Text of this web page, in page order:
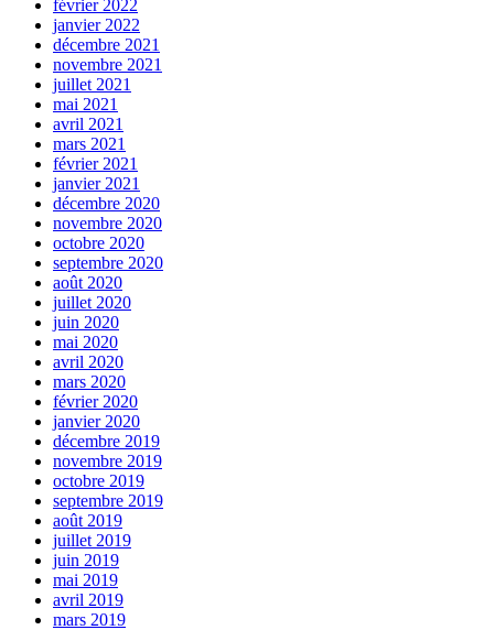
février 2022
janvier 2022
décembre 2021
novembre 2021
juillet 2021
mai 2021
avril 2021
mars 2021
février 2021
janvier 2021
décembre 2020
novembre 2020
octobre 2020
septembre 2020
août 2020
juillet 2020
juin 2020
mai 2020
avril 2020
mars 2020
février 2020
janvier 2020
décembre 2019
novembre 2019
octobre 2019
septembre 2019
août 2019
juillet 2019
juin 2019
mai 2019
avril 2019
mars 2019